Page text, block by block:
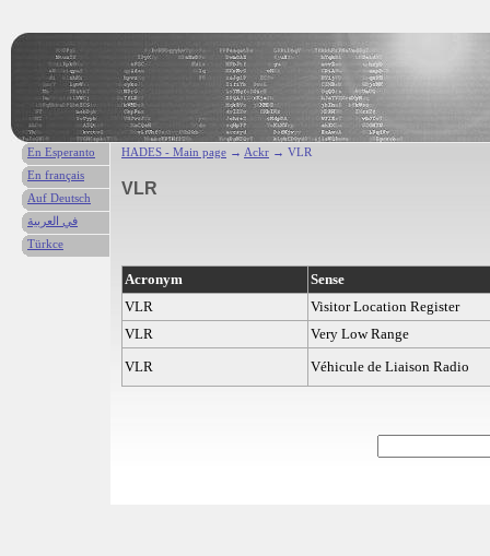
HADES - Main page → Ackr → VLR
VLR
Acronym
Sense
VLR
Visitor Location Register
VLR
Very Low Range
VLR
Véhicule de Liaison Radio
En Esperanto
En français
Auf Deutsch
في العربية
Türkce